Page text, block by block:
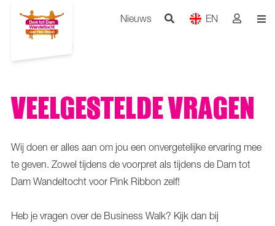
Nieuws EN
VEELGESTELDE VRAGEN
Wij doen er alles aan om jou een onvergetelijke ervaring mee
te geven. Zowel tijdens de voorpret als tijdens de Dam tot
Dam Wandeltocht voor Pink Ribbon zelf!
Heb je vragen over de Business Walk? Kijk dan bij